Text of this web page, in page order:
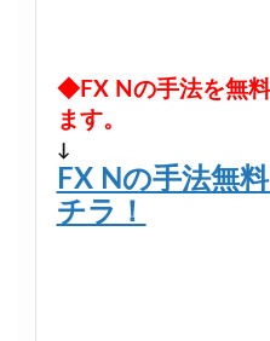
◆FX Nの手法を無
ます。
↓
FX Nの手法無
チラ！